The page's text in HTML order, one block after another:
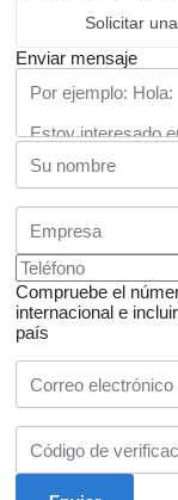
Solicitar
Enviar mensaje
Compruebe el
internacional e
país